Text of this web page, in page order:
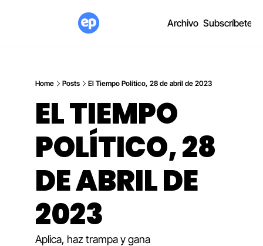
Archivo Subscríbete
Home Posts El Tiempo Político, 28 de abril de 2023
EL TIEMPO
POLÍTICO, 28
DE ABRIL DE
2023
Aplica, haz trampa y gana